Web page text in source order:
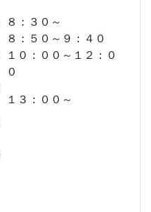
８：３０～
８：５０～９：４０
１０：００～１２：０
０
１３：００～